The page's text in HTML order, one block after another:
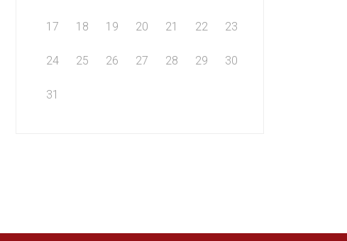
17 18 19 20 21 22 23
24 25 26 27 28 29 30
31